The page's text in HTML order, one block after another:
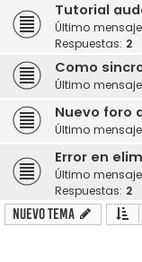
Tutorial
Último
Respuestas: 2
Como
Último
Nuevo foro
Último
Error en
Último
Respuestas: 2
Nuevo Tema